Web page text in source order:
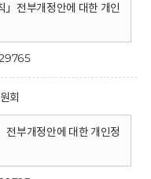
」전부개정안에 대한 개인
회
전부개정안에 대한 개인정